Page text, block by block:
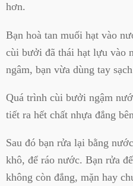
hơn.
Bạn hoà tan muối hạt vào
cùi bưởi đã thái hạt lựu vào
ngâm, bạn vừa dùng tay
Quá trình cùi bưởi ngậm
tiết ra hết chất nhựa đắng
Sau đó bạn rửa lại bằng
khô, để ráo nước. Bạn rửa
không còn đắng, mặn hay